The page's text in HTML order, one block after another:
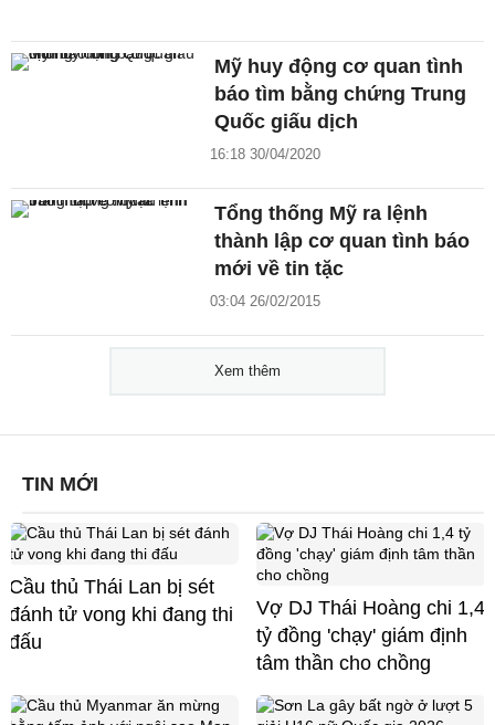
Mỹ huy động cơ quan tình
báo tìm bằng chứng Trung
Quốc giấu dịch
16:18 30/04/2020
Tổng thống Mỹ ra lệnh
thành lập cơ quan tình báo
mới về tin tặc
03:04 26/02/2015
Xem thêm
TIN MỚI
Cầu thủ Thái Lan bị sét
đánh tử vong khi đang thi
đấu
Vợ DJ Thái Hoàng chi 1,4
tỷ đồng 'chạy' giám định
tâm thần cho chồng